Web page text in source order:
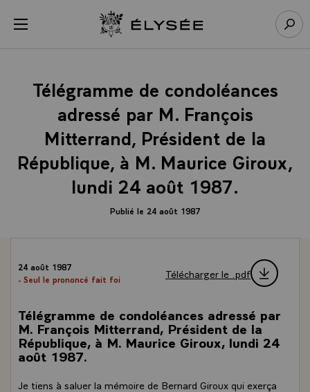
menu Retour à l’accueil Élysée
Télégramme de condoléances
adressé par M. François
Mitterrand, Président de la
République, à M. Maurice Giroux,
lundi 24 août 1987.
Publié le 24 août 1987
24 août 1987
- Seul le prononcé fait foi
Télécharger le .pdf
Télégramme de condoléances adressé par
M. François Mitterrand, Président de la
République, à M. Maurice Giroux, lundi 24
août 1987.
Je tiens à saluer la mémoire de Bernard Giroux qui exerça
Panneau de gestion des cookies